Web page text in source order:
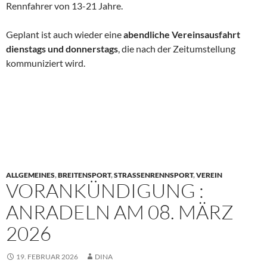
Rennfahrer von 13-21 Jahre.
Geplant ist auch wieder eineabendliche Vereinsausfahrt
dienstags und donnerstags, die nach der Zeitumstellung
kommuniziert wird.
ALLGEMEINES,BREITENSPORT,STRASSENRENNSPORT ,VEREIN
VORANKÜNDIGUNG :
ANRADELN AM 08. MÄRZ
2026
19. FEBRUAR 2026 DINA